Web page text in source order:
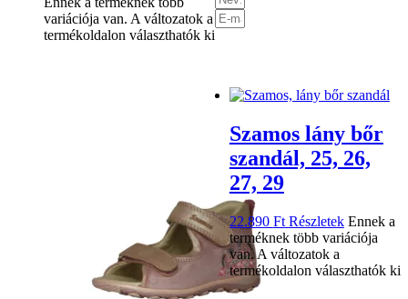
variációja van. A változatok a
termékoldalon választhatók ki
Szamos lány bőr
szandál, 25, 26,
27, 29
22.890 Ft Részletek Ennek a
terméknek több variációja
van. A változatok a
termékoldalon választhatók ki